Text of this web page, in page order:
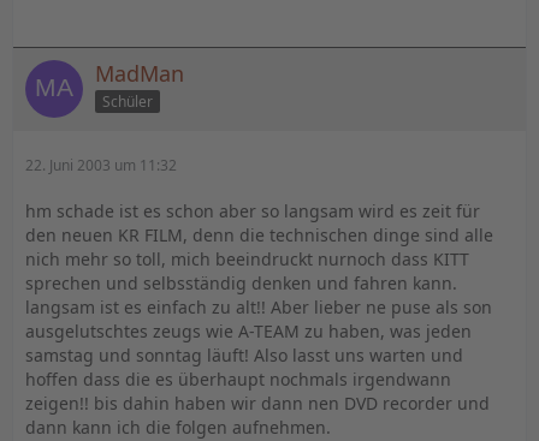
MadMan
Schüler
22. Juni 2003 um 11:32
hm schade ist es schon aber so langsam wird es zeit für
den neuen KR FILM, denn die technischen dinge sind alle
nich mehr so toll, mich beeindruckt nurnoch dass KITT
sprechen und selbsständig denken und fahren kann.
langsam ist es einfach zu alt!! Aber lieber ne puse als son
ausgelutschtes zeugs wie A-TEAM zu haben, was jeden
samstag und sonntag läuft! Also lasst uns warten und
hoffen dass die es überhaupt nochmals irgendwann
zeigen!! bis dahin haben wir dann nen DVD recorder und
dann kann ich die folgen aufnehmen.